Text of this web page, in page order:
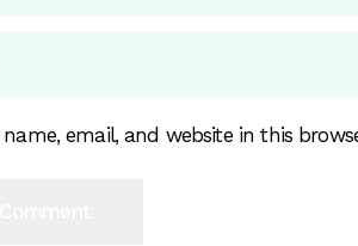
name, email, and website in this